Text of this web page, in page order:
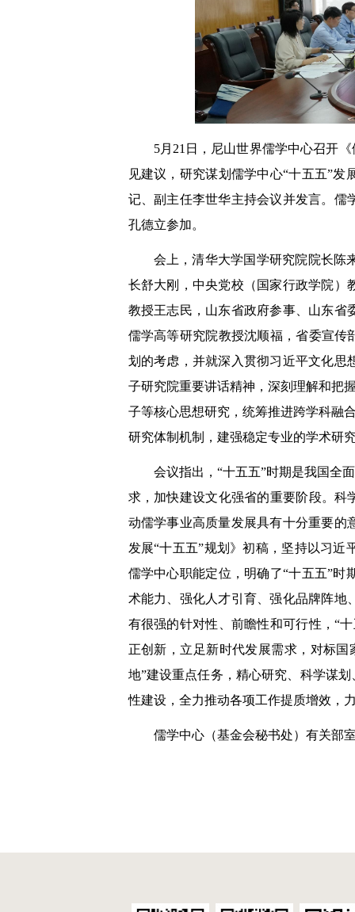
5月21日，尼山世界儒学中心召开
见建议，研究谋划儒学中心“十五五”
记、副主任李世华主持会议并发言。儒
孔德立参加。
会上，清华大学国学研究院院长陈
长舒大刚，中央党校（国家行政学院）
教授王志民，山东省政府参事、山东省
儒学高等研究院教授沈顺福，省委宣传
划的考虑，并就深入贯彻习近平文化思
子研究院重要讲话精神，深刻理解和把
子等核心思想研究，统筹推进跨学科融
研究体制机制，建强稳定专业的学术研
会议指出，“十五五”时期是我国全
求，加快建设文化强省的重要阶段。科
动儒学事业高质量发展具有十分重要的
发展“十五五”规划》初稿，坚持以习
儒学中心职能定位，明确了“十五五”
术能力、强化人才引育、强化品牌阵地
有很强的针对性、前瞻性和可行性，“
正创新，立足新时代发展需求，对标
地”建设重点任务，精心研究、科学谋
性建设，全力推动各项工作提质增效，
儒学中心（基金会秘书处）有关部